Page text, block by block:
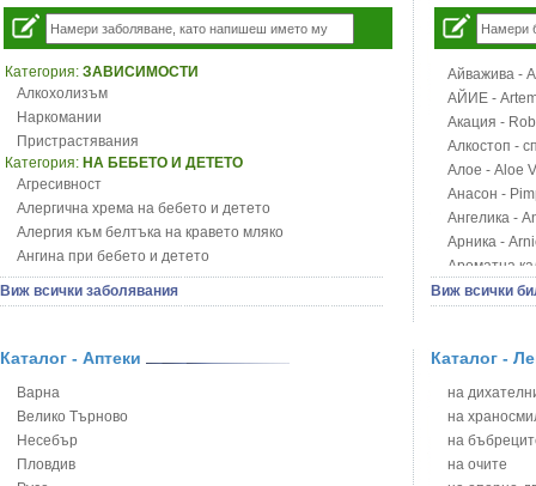
Категория: ЗАВИСИМОСТИ
Алкохолизъм
Наркомании
Пристрастявания
Категория: НА БЕБЕТО И ДЕТЕТО
Агресивност
Алергична хрема на бебето и детето
Алергия към белтъка на кравето мляко
Ангина при бебето и детето
Анемия при бебето и детето
Апетит - пълни деца
Безапетитие при бебето и детето
Бронхит и пневмония при деца
Варицела
Висока температура на бебето и детето
Възпаление на ушите на бебето и детето
Виж всички заболявания
Айважива -
АЙИЕ -
Акация -
Алкостоп -
Алое - Aloe
Анасон -
Ангелика -
Арника -
Ароматна
Арония -
Блатен аир
Блатен
Блян
Бобови
Божур -
Борови
Виж всички
Каталог - Аптеки
Варна
Велико Търново
Несебър
Пловдив
Каталог -
на
на
на
на очите